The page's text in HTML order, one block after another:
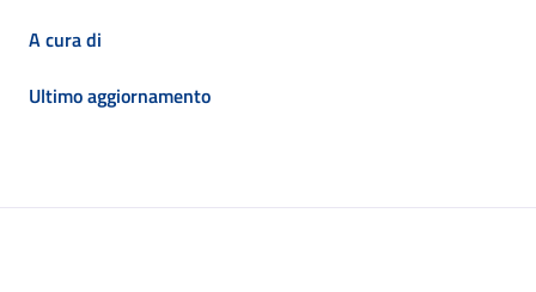
A cura di
Ultimo aggiornamento